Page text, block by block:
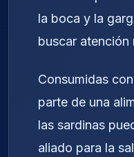
la boca y la
buscar atención
Consumidas
parte de una
las sardinas
aliado para la